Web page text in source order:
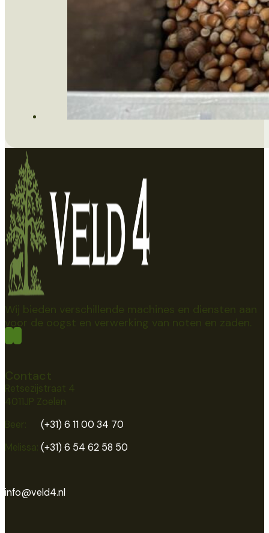
Wij bieden verschillende machines en diensten aan
voor de oogst en verwerking van noten en zaden.
Contact
Retsezijstraat 4
4011JP Zoelen
Beer: (+31) 6 11 00 34 70
Melissa: (+31) 6 54 62 58 50
info@veld4.nl